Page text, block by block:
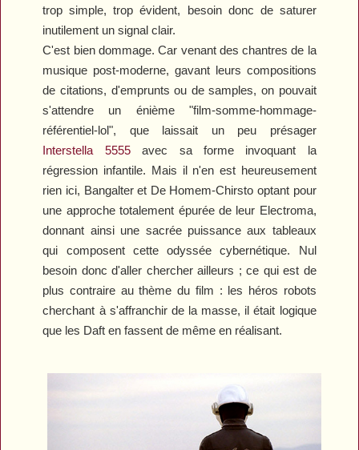
trop simple, trop évident, besoin donc de saturer
inutilement un signal clair.
C'est bien dommage. Car venant des chantres de la
musique post-moderne, gavant leurs compositions
de citations, d'emprunts ou de samples, on pouvait
s'attendre un énième "film-somme-hommage-
référentiel-lol", que laissait un peu présager
Interstella 5555avec sa forme invoquant la
régression infantile. Mais il n'en est heureusement
rien ici, Bangalter et De Homem-Chirsto optant pour
une approche totalement épurée de leur Electroma,
donnant ainsi une sacrée puissance aux tableaux
qui composent cette odyssée cybernétique. Nul
besoin donc d'aller chercher ailleurs ; ce qui est de
plus contraire au thème du film : les héros robots
cherchant à s'affranchir de la masse, il était logique
que les Daft en fassent de même en réalisant.